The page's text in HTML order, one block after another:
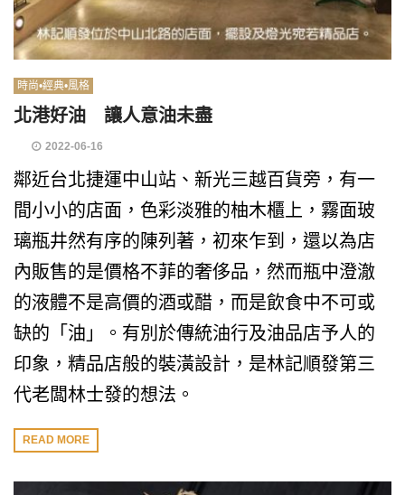
時尚•經典•風格
北港好油 讓人意油未盡
2022-06-16
鄰近台北捷運中山站、新光三越百貨旁，有一
間小小的店面，色彩淡雅的柚木櫃上，霧面玻
璃瓶井然有序的陳列著，初來乍到，還以為店
內販售的是價格不菲的奢侈品，然而瓶中澄澈
的液體不是高價的酒或醋，而是飲食中不可或
缺的「油」。有別於傳統油行及油品店予人的
印象，精品店般的裝潢設計，是林記順發第三
代老闆林士發的想法。
READ MORE